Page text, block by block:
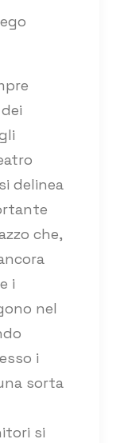
delinea
che,
i
nel
i
sorta
si